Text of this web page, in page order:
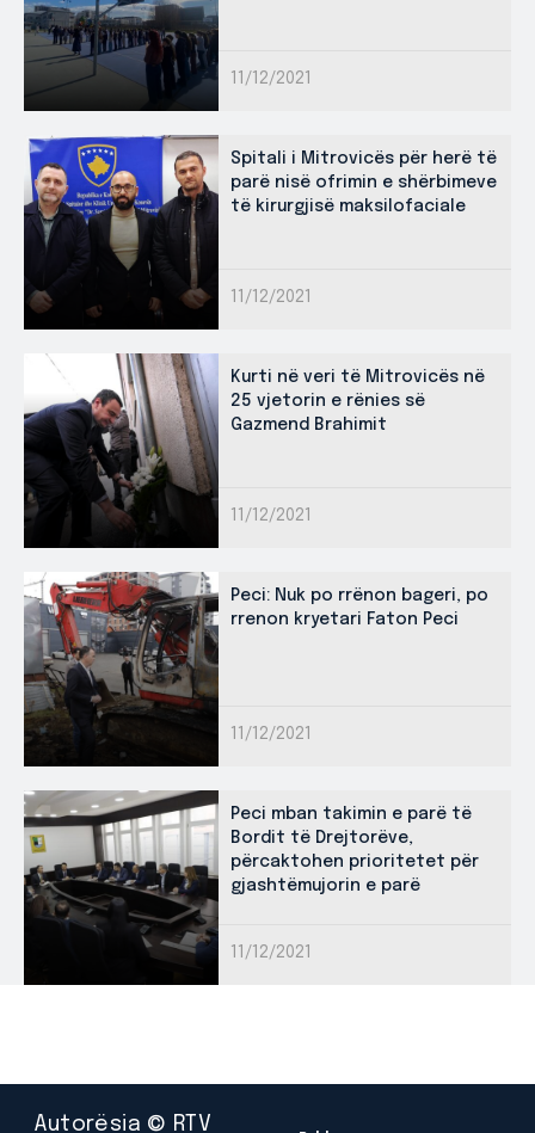
11/12/2021
Spitali i Mitrovicës për herë të
parë nisë ofrimin e shërbimeve
të kirurgjisë maksilofaciale
11/12/2021
Kurti në veri të Mitrovicës në
25 vjetorin e rënies së
Gazmend Brahimit
11/12/2021
Peci: Nuk po rrënon bageri, po
rrenon kryetari Faton Peci
11/12/2021
Peci mban takimin e parë të
Bordit të Drejtorëve,
përcaktohen prioritetet për
gjashtëmujorin e parë
11/12/2021
Autorësia © RTV